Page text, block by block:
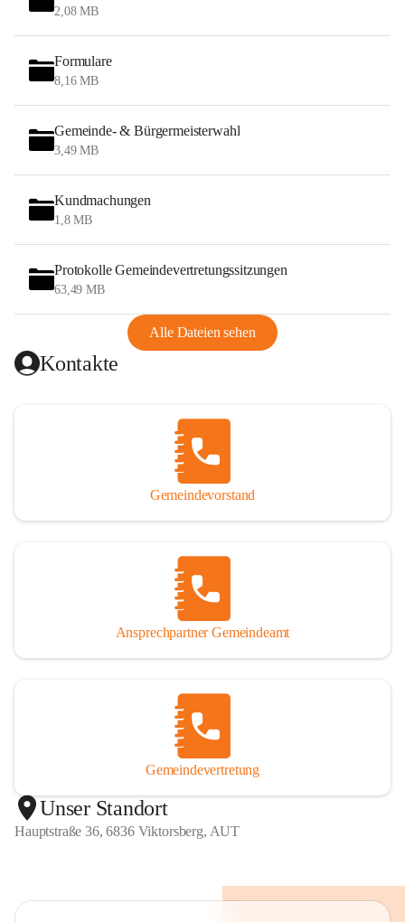
2,08 MB
Formulare
8,16 MB
Gemeinde- & Bürgermeisterwahl
3,49 MB
Kundmachungen
1,8 MB
Protokolle Gemeindevertretungssitzungen
63,49 MB
Alle Dateien sehen
Kontakte
Gemeindevorstand
Ansprechpartner Gemeindeamt
Gemeindevertretung
Unser Standort
Hauptstraße 36, 6836 Viktorsberg, AUT